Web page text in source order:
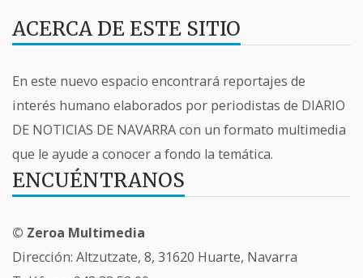
ACERCA DE ESTE SITIO
En este nuevo espacio encontrará reportajes de
interés humano elaborados por periodistas de DIARIO
DE NOTICIAS DE NAVARRA con un formato multimedia
que le ayude a conocer a fondo la temática.
ENCUÉNTRANOS
© Zeroa Multimedia
Dirección: Altzutzate, 8, 31620 Huarte, Navarra